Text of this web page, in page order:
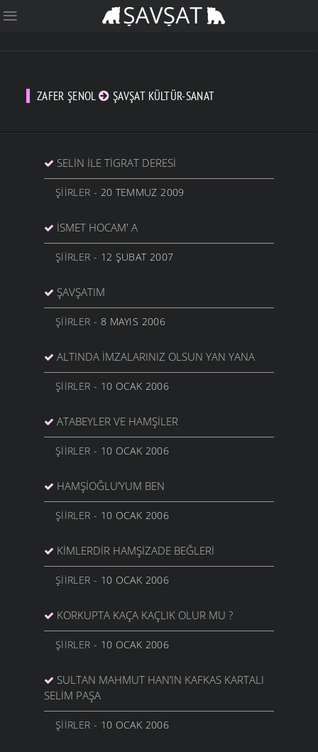
ZAFER ŞENOL ŞAVŞAT KÜLTÜR-SANAT
SELIN İLE TIGRAT DERESI
ŞIIRLER - 20 TEMMUZ 2009
İSMET HOCAM' A
ŞIIRLER - 12 ŞUBAT 2007
ŞAVŞATIM
ŞIIRLER - 8 MAYIS 2006
ALTINDA İMZALARINIZ OLSUN YAN YANA
ŞIIRLER - 10 OCAK 2006
ATABEYLER VE HAMŞİLER
ŞIIRLER - 10 OCAK 2006
HAMŞİOĞLU’YUM BEN
ŞIIRLER - 10 OCAK 2006
KİMLERDİR HAMŞİZADE BEĞLERİ
ŞIIRLER - 10 OCAK 2006
KORKUPTA KAÇA KAÇLIK OLUR MU ?
ŞIIRLER - 10 OCAK 2006
SULTAN MAHMUT HAN’IN KAFKAS KARTALI
SELİM PAŞA
ŞIIRLER - 10 OCAK 2006